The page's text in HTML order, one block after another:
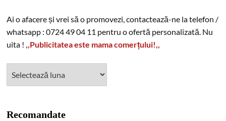
Ai o afacere și vrei să o promovezi, contactează-ne la telefon /
whatsapp : 0724 49 04 11 pentru o ofertă personalizată. Nu
uita ! ,,Publicitatea este mama comerțului!,,
Recomandate